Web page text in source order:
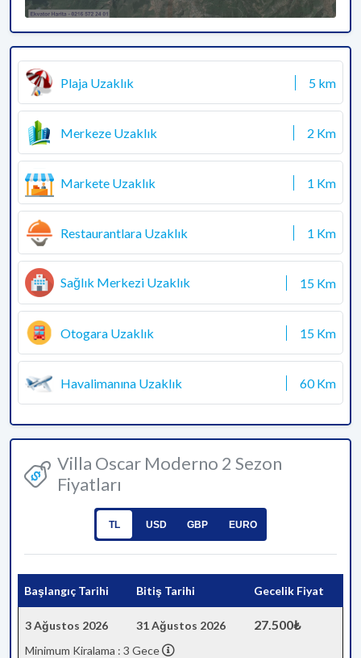
Plaja Uzaklık 5 km
Merkeze Uzaklık 2 Km
Markete Uzaklık 1 Km
Restaurantlara Uzaklık 1 Km
Sağlık Merkezi Uzaklık 15 Km
Otogara Uzaklık 15 Km
Havalimanına Uzaklık 60 Km
Villa Oscar Moderno 2 Sezon
Fiyatları
TL USD GBP EURO
Başlangıç Tarihi Bitiş Tarihi Gecelik Fiyat
3 Ağustos 2026 31 Ağustos 2026 27.500₺
Minimum Kiralama : 3 Gece